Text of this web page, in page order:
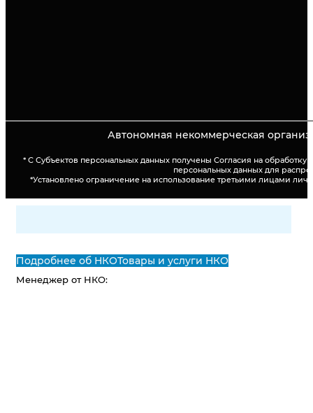
Автономная некоммерческая
* С Субъектов персональных данных получены Согласия на
персональных данных для
*Установлено ограничение на использование третьими лицами
Подробнее об НКОТовары и услуги НКО
Менеджер от НКО: